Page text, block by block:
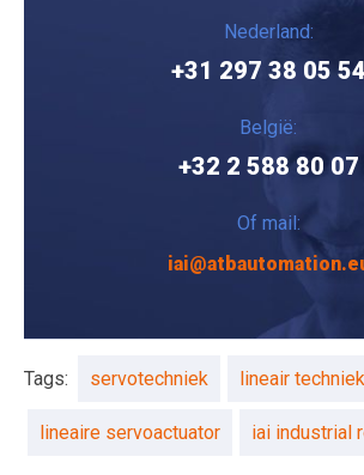
Nederland:
+31 297 38 05 54
België:
+32 2 588 80 07
Of mail:
Tags: servotechniek lineair
lineaire servoactuator iai industrial